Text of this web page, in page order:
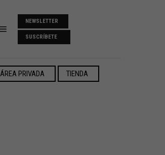
NEWSLETTER
SUSCRÍBETE
ÁREA PRIVADA TIENDA